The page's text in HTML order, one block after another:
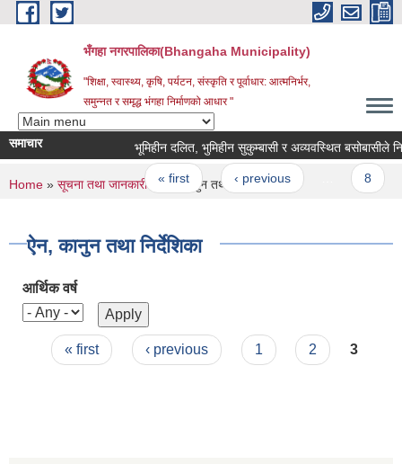
Skip to main content
भँगहा नगरपालिका(Bhangaha Municipality)
"शिक्षा, स्वास्थ्य, कृषि, पर्यटन, संस्कृति र पूर्वाधार: आत्मनिर्भर,
समुन्नत र समृद्ध भंगहा निर्माणको आधार "
समाचार भूमिहीन दलित, भुमिहीन सुकुम्बासी र अव्यवस्थित
Pages
« first ‹ previous
You are here
Home » सूचना तथा जानकारी» ऐन, कानुन तथा निर्देशिका
ऐन, कानुन तथा निर्देशिका
आर्थिक वर्ष
Pages
« first ‹ previous 1 2 3